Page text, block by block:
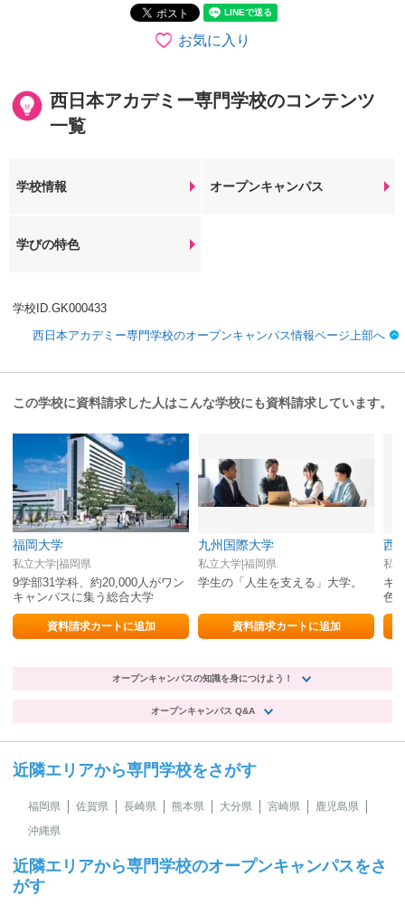
お気に入り
西日本アカデミー専門学校のコンテンツ
一覧
学校情報 オープンキャンパス
学びの特色
学校ID.GK000433
西日本アカデミー専門学校のオープンキャンパス情報ページ上部へ
この学校に資料請求した人はこんな学校にも資料請求しています。
福岡大学
私立大学|福岡県
9学部31学科、約20,000人がワン
キャンパスに集う総合大学
資料請求カートに追加
九州国際大学
私立大学|福岡県
学生の「人生を支える」大学。
資料請求カートに追加
西
私
キ
色
国
オープンキャンパスの知識を身につけよう！
オープンキャンパス Q&A
近隣エリアから専門学校をさがす
福岡県 佐賀県 長崎県 熊本県 大分県 宮崎県
鹿児島県
沖縄県
近隣エリアから専門学校のオープンキャンパスをさ
がす